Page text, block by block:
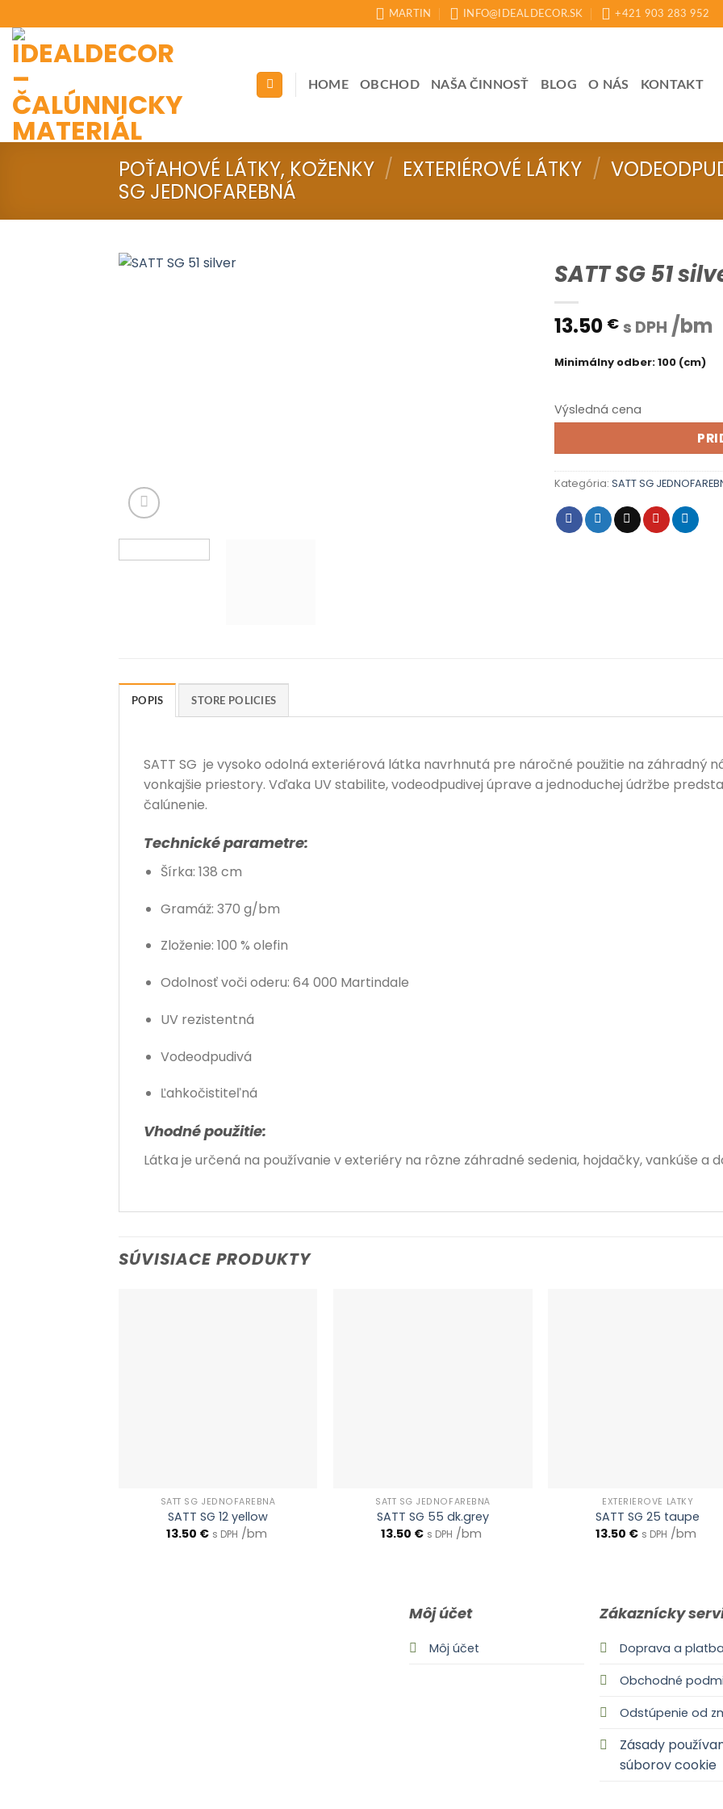
to
content
MARTIN INFO@IDEALDECOR.SK +421 903 283 952
HOME OBCHOD NAŠA ČINNOSŤ BLOG O NÁS KONTAKT
POŤAHOVÉ LÁTKY, KOŽENKY / EXTERIÉROVÉ LÁTKY /
SG JEDNOFAREBNÁ
SATT SG 51
13.50 € s DPH /bm
Minimálny odber: 100 (cm)
Výsledná cena
Kategória: SATT SG
POPIS STORE POLICIES
SATT SG je vysoko odolná exteriérová látka navrhnutá pre náročné použitie na záhradný
vonkajšie priestory. Vďaka UV stabilite, vodeodpudivej úprave a jednoduchej údržbe
čalúnenie.
Technické parametre:
Šírka: 138 cm
Gramáž: 370 g/bm
Zloženie: 100 % olefin
Odolnosť voči oderu: 64 000 Martindale
UV rezistentná
Vodeodpudivá
Ľahkočistiteľná
Vhodné použitie:
Látka je určená na používanie v exteriéry na rôzne záhradné sedenia, hojdačky, vankúše a
SÚVISIACE PRODUKTY
SATT SG JEDNOFAREBNÁ
SATT SG 12 yellow
13.50 € s DPH /bm
SATT SG JEDNOFAREBNÁ
SATT SG 55 dk.grey
13.50 € s DPH /bm
EXTERIÉROVÉ LÁTKY
SATT SG 25 taupe
13.50 € s DPH /bm
Môj účet
Môj účet
Zákaznícky
Doprava a platba
Obchodné
Odstúpenie od
Zásady
súborov cookie